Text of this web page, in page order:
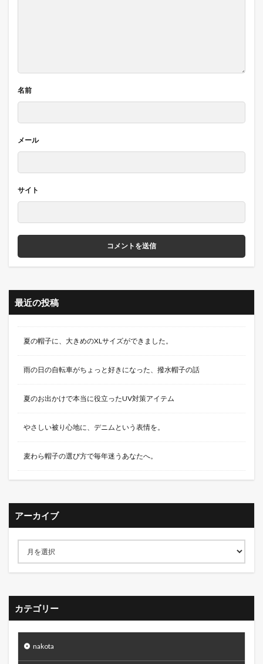
名前
メール
サイト
最近の投稿
夏の帽子に、大きめのXLサイズができました。
雨の日の自転車がちょっと好きになった、撥水帽子の話
夏のお出かけで本当に役立ったUV対策アイテム
やさしい被り心地に、デニムという表情を。
麦わら帽子の選び方で毎年迷うあなたへ。
アーカイブ
カテゴリー
nakota